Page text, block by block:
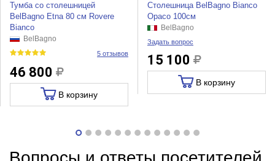
Тумба со столешницей
BelBagno Etna 80 см Rovere
Bianco
BelBagno
5 отзывов
46 800
В корзину
Столешница BelBagno Bianco
Opaco 100см
BelBagno
Задать вопрос
15 100
В корзину